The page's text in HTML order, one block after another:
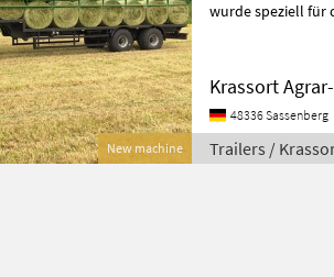
New machine
wurde speziell für
Krassort
48336 Sassenberg
Trailers /